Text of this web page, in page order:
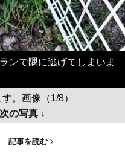
ンで隅に逃げてしまいま
。画像（1/8）
の写真 ↓
記事を読む